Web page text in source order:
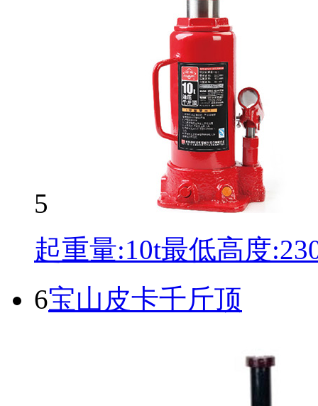
5
起重量:10t最低高度
6宝山皮卡千斤顶